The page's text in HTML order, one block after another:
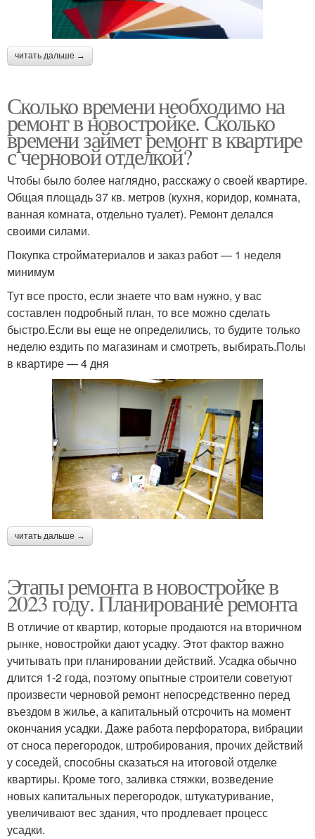
читать дальше →
Сколько времени необходимо на
ремонт в новостройке. Сколько
времени займет ремонт в квартире
с черновой отделкой?
Чтобы было более наглядно, расскажу о своей квартире.
Общая площадь 37 кв. метров (кухня, коридор, комната,
ванная комната, отдельно туалет). Ремонт делался
своими силами.
Покупка стройматериалов и заказ работ — 1 неделя
минимум
Тут все просто, если знаете что вам нужно, у вас
составлен подробный план, то все можно сделать
быстро.Если вы еще не определились, то будите только
неделю ездить по магазинам и смотреть, выбирать.Полы
в квартире — 4 дня
читать дальше →
Этапы ремонта в новостройке в
2023 году. Планирование ремонта
В отличие от квартир, которые продаются на вторичном
рынке, новостройки дают усадку. Этот фактор важно
учитывать при планировании действий. Усадка обычно
длится 1-2 года, поэтому опытные строители советуют
произвести черновой ремонт непосредственно перед
въездом в жилье, а капитальный отсрочить на момент
окончания усадки. Даже работа перфоратора, вибрации
от сноса перегородок, штробирования, прочих действий
у соседей, способны сказаться на итоговой отделке
квартиры. Кроме того, заливка стяжки, возведение
новых капитальных перегородок, штукатуривание,
увеличивают вес здания, что продлевает процесс
усадки.